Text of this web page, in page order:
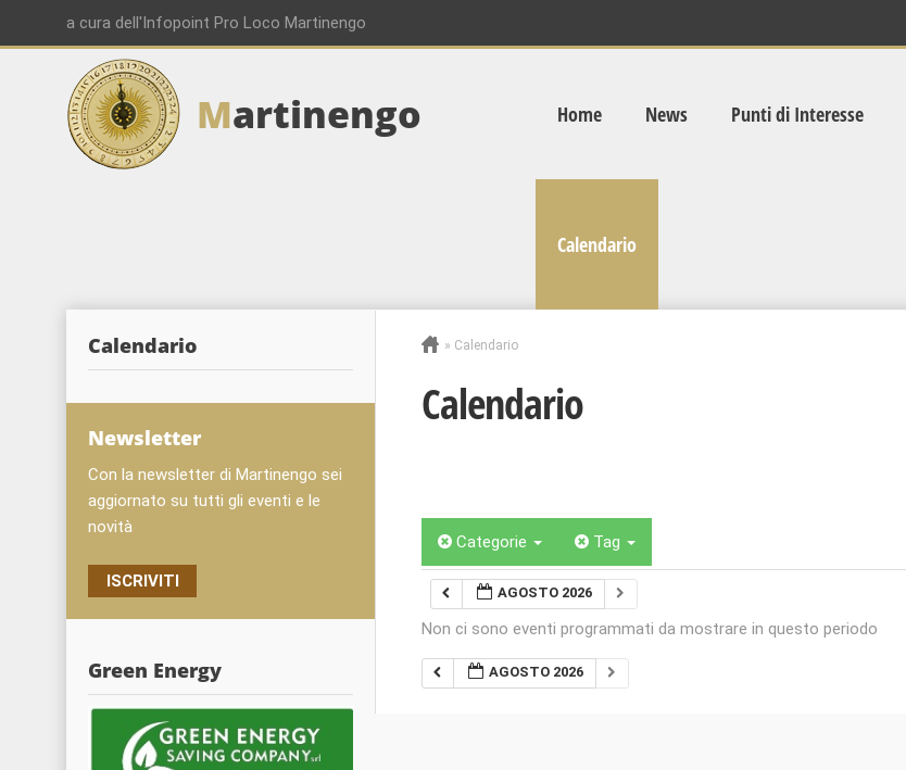
a cura dell'Infopoint Pro Loco Martinengo
Martinengo Home News Punti di Interesse
Calendario
» Calendario
Calendario
Categorie Tag
AGOSTO 2026
Non ci sono eventi programmati da mostrare in questo periodo
AGOSTO 2026
Calendario
Newsletter
Con la newsletter di Martinengo sei
aggiornato su tutti gli eventi e le
novità
ISCRIVITI
Green Energy